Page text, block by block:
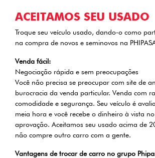
ACEITAMOS SEU USADO
Troque seu veículo usado, dando-o como
na compra de novos e seminovos na
Venda fácil:
Negociação rápida e sem preocupações
Você não precisa se preocupar com site de
burocracia da venda particular. Venda com
comodidade e segurança. Seu veículo é
meia hora e você recebe o dinheiro à vista
aprovação. Aceitamos seu usado acima de
não compre outro carro com a gente.
Vantagens de trocar de carro no grupo